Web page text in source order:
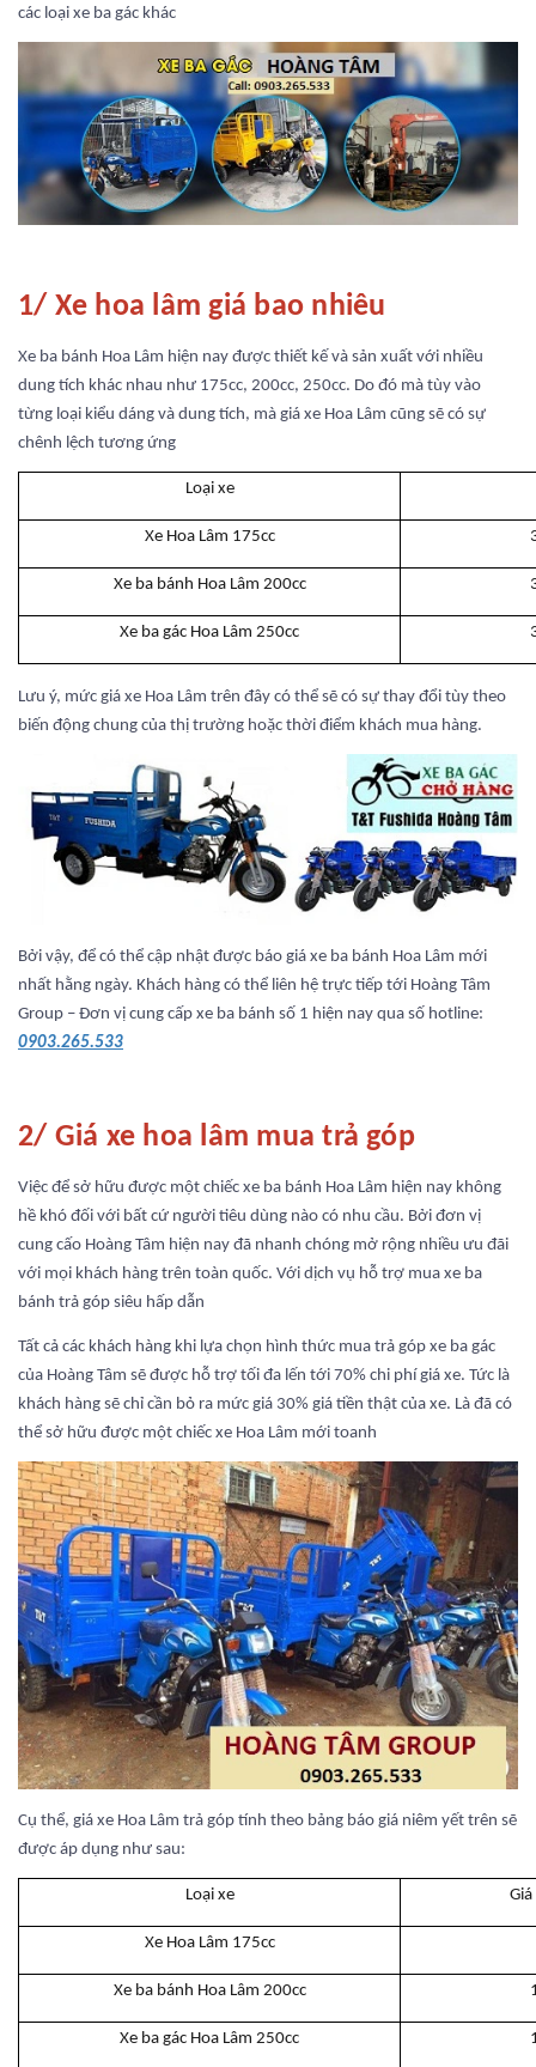
các loại xe ba gác khác
1/ Xe hoa lâm giá bao nhiêu
Xe ba bánh Hoa Lâm hiện nay được thiết kế và sản xuất với nhiều
dung tích khác nhau như 175cc, 200cc, 250cc. Do đó mà tùy vào
từng loại kiểu dáng và dung tích, mà giá xe Hoa Lâm cũng sẽ có sự
chênh lệch tương ứng
Loại xe
Xe Hoa Lâm 175cc
Xe ba bánh Hoa Lâm 200cc
Xe ba gác Hoa Lâm 250cc
Lưu ý, mức giá xe Hoa Lâm trên đây có thể sẽ có sự thay đổi tùy theo
biến động chung của thị trường hoặc thời điểm khách mua hàng.
Bởi vậy, để có thể cập nhật được báo giá xe ba bánh Hoa Lâm mới
nhất hằng ngày. Khách hàng có thể liên hệ trực tiếp tới Hoàng Tâm
Group – Đơn vị cung cấp xe ba bánh số 1 hiện nay qua số hotline:
0903.265.533
2/ Giá xe hoa lâm mua trả góp
Việc để sở hữu được một chiếc xe ba bánh Hoa Lâm hiện nay không
hề khó đối với bất cứ người tiêu dùng nào có nhu cầu. Bởi đơn vị
cung cấo Hoàng Tâm hiện nay đã nhanh chóng mở rộng nhiều ưu đãi
với mọi khách hàng trên toàn quốc. Với dịch vụ hỗ trợ mua xe ba
bánh trả góp siêu hấp dẫn
Tất cả các khách hàng khi lựa chọn hình thức mua trả góp xe ba gác
của Hoàng Tâm sẽ được hỗ trợ tối đa lến tới 70% chi phí giá xe. Tức là
khách hàng sẽ chỉ cần bỏ ra mức giá 30% giá tiền thật của xe. Là đã có
thể sở hữu được một chiếc xe Hoa Lâm mới toanh
Cụ thể, giá xe Hoa Lâm trả góp tính theo bảng báo giá niêm yết trên sẽ
được áp dụng như sau:
Loại xe
Xe Hoa Lâm 175cc
Xe ba bánh Hoa Lâm 200cc
Xe ba gác Hoa Lâm 250cc